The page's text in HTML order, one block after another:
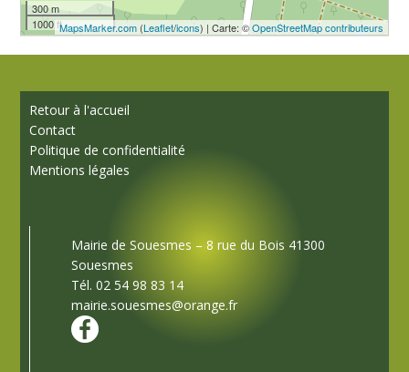
300 m
1000 ftMapsMarker.com(Leaflet/icons) | Carte: ©OpenStreetMap contributeurs
Retour à l'accueil
Contact
Politique de confidentialité
Mentions légales
Mairie de Souesmes – 8 rue du Bois 41300
Souesmes
Tél. 02 54 98 83 14
mairie.souesmes@orange.fr